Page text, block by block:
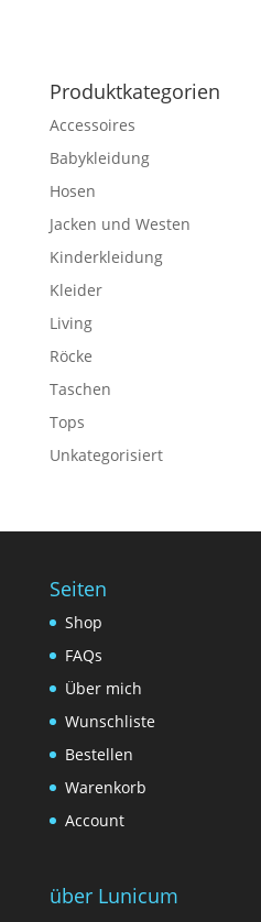
Produktkategorien
Accessoires
Babykleidung
Hosen
Jacken und Westen
Kinderkleidung
Kleider
Living
Röcke
Taschen
Tops
Unkategorisiert
Seiten
Shop
FAQs
Über mich
Wunschliste
Bestellen
Warenkorb
Account
über Lunicum